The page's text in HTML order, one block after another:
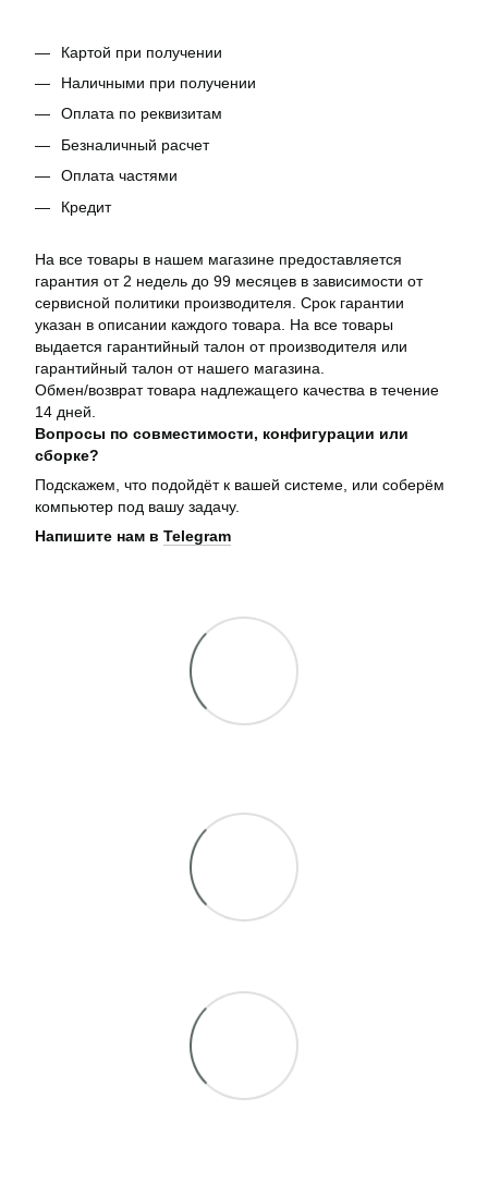
Картой при получении
Наличными при получении
Оплата по реквизитам
Безналичный расчет
Оплата частями
Кредит
На все товары в нашем магазине предоставляется
гарантия от 2 недель до 99 месяцев в зависимости от
сервисной политики производителя. Срок гарантии
указан в описании каждого товара. На все товары
выдается гарантийный талон от производителя или
гарантийный талон от нашего магазина.
Обмен/возврат товара надлежащего качества в течение
14 дней.
Вопросы по совместимости, конфигурации или
сборке?
Подскажем, что подойдёт к вашей системе, или соберём
компьютер под вашу задачу.
Напишите нам в Telegram